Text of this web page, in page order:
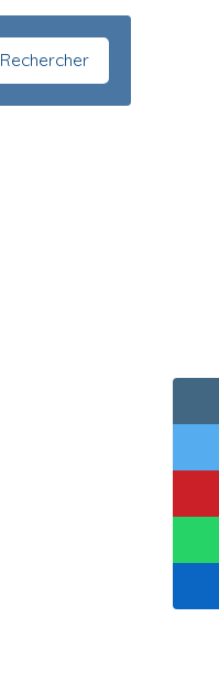
Rechercher